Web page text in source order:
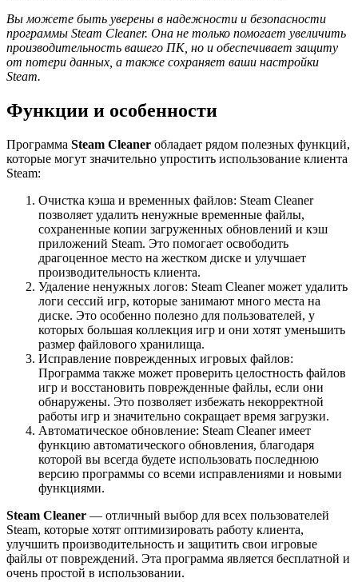
Вы можете быть уверены в надежности и безопасности
программы Steam Cleaner. Она не только помогает увеличить
производительность вашего ПК, но и обеспечивает защиту
от потери данных, а также сохраняет ваши настройки
Steam.
Функции и особенности
Программа Steam Cleaner обладает рядом полезных функций,
которые могут значительно упростить использование клиента
Steam:
Очистка кэша и временных файлов: Steam Cleaner
позволяет удалить ненужные временные файлы,
сохраненные копии загруженных обновлений и кэш
приложений Steam. Это помогает освободить
драгоценное место на жестком диске и улучшает
производительность клиента.
Удаление ненужных логов: Steam Cleaner может удалить
логи сессий игр, которые занимают много места на
диске. Это особенно полезно для пользователей, у
которых большая коллекция игр и они хотят уменьшить
размер файлового хранилища.
Исправление поврежденных игровых файлов:
Программа также может проверить целостность файлов
игр и восстановить поврежденные файлы, если они
обнаружены. Это позволяет избежать некорректной
работы игр и значительно сокращает время загрузки.
Автоматическое обновление: Steam Cleaner имеет
функцию автоматического обновления, благодаря
которой вы всегда будете использовать последнюю
версию программы со всеми исправлениями и новыми
функциями.
Steam Cleaner — отличный выбор для всех пользователей
Steam, которые хотят оптимизировать работу клиента,
улучшить производительность и защитить свои игровые
файлы от повреждений. Эта программа является бесплатной и
очень простой в использовании.